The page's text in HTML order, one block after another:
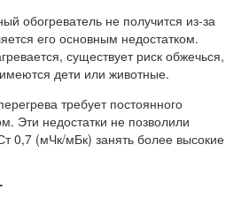
обогреватель не получится из-за
его основным недостатком.
существует риск обжечься,
дети или животные.
требует постоянного
Эти недостатки не позволили
(мЧк/мБк) занять более высокие